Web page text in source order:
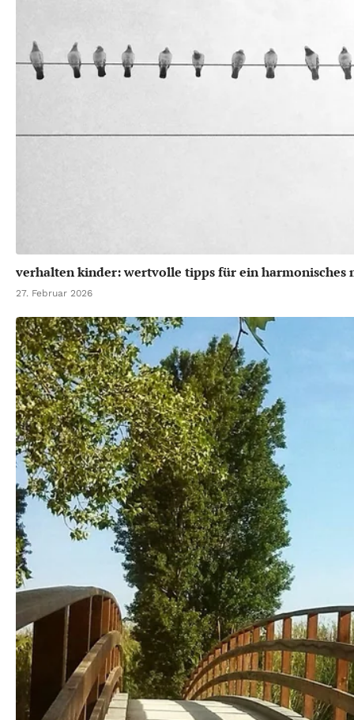
verhalten kinder: wertvolle tipps für ein harmonisches
27. Februar 2026